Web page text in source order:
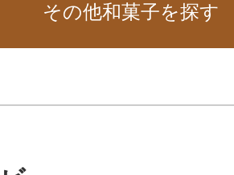
その他和菓子を探す